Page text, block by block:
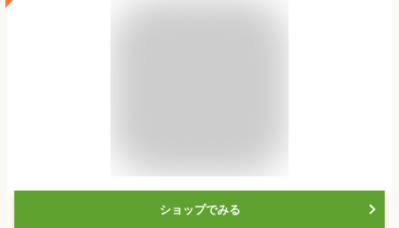
ショップでみる